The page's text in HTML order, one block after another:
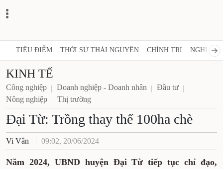
TIÊU ĐIỂM THỜI SỰ THÁI NGUYÊN CHÍNH TRỊ NGHỊ
KINH TẾ
Công nghiệp Doanh nghiệp - Doanh nhân
Đầu tư
Nông nghiệp
Thị trường
Đại Từ: Trồng thay thế 100ha chè
Vi Vân 09:02, 20/06/2024
Năm 2024, UBND huyện Đại Từ tiếp tục chỉ đạo,